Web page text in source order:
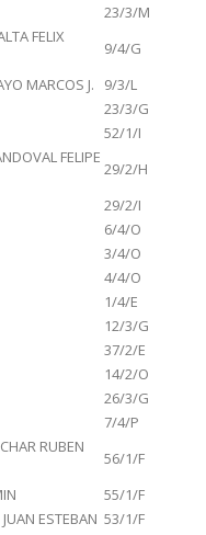
23/3/M
FELIX
9/4/G
MARCOS J.
9/3/L
23/3/G
52/1/I
FELIPE
29/2/H
29/2/I
6/4/O
3/4/O
4/4/O
1/4/E
12/3/G
37/2/E
14/2/O
26/3/G
7/4/P
RUBEN
56/1/F
55/1/F
ESTEBAN 53/1/F